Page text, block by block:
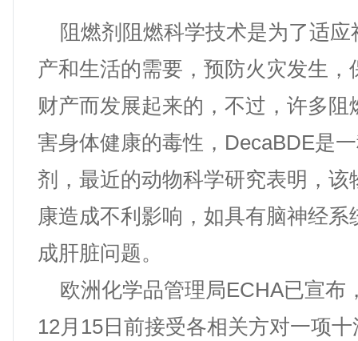
阻燃剂阻燃科学技术是为了适应
产和生活的需要，预防火灾发生，
财产而发展起来的，不过，许多阻
害身体健康的毒性，DecaBDE是
剂，最近的动物科学研究表明，该
康造成不利影响，如具有脑神经系
成肝脏问题。
欧洲化学品管理局ECHA已宣布
12月15日前接受各相关方对一项